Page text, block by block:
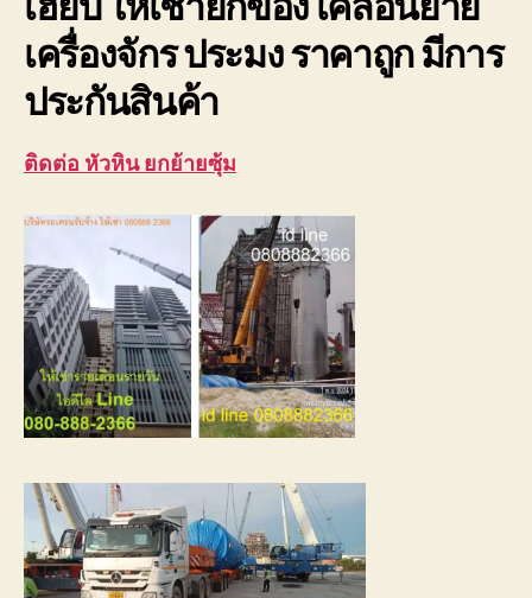
เครื่องจักร ประมง ราคาถูก มีการ
ประกันสินค้า
ติดต่อ หัวหิน ยกย้ายซุ้ม